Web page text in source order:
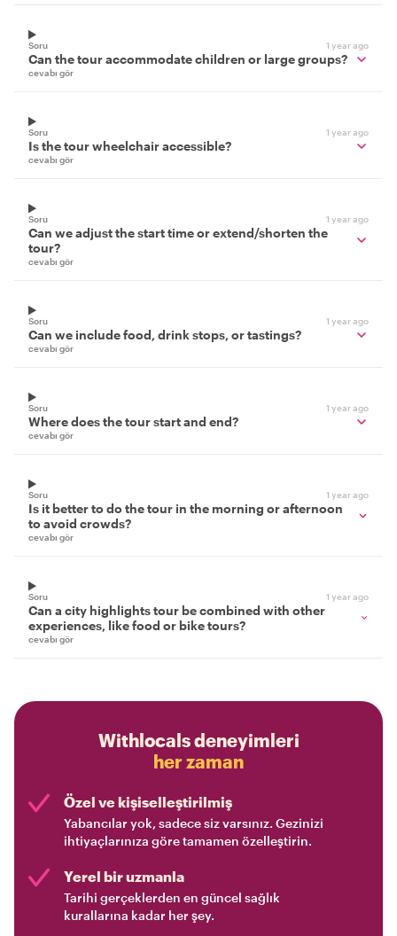
Soru 1 year ago
Can the tour accommodate children or large groups?
cevabı gör
Soru 1 year ago
Is the tour wheelchair accessible?
cevabı gör
Soru 1 year ago
Can we adjust the start time or extend/shorten the
tour?
cevabı gör
Soru 1 year ago
Can we include food, drink stops, or tastings?
cevabı gör
Soru 1 year ago
Where does the tour start and end?
cevabı gör
Soru 1 year ago
Is it better to do the tour in the morning or afternoon
to avoid crowds?
cevabı gör
Soru 1 year ago
Can a city highlights tour be combined with other
experiences, like food or bike tours?
cevabı gör
Withlocals deneyimleri
her zaman
Özel ve kişiselleştirilmiş
Yabancılar yok, sadece siz varsınız. Gezinizi
ihtiyaçlarınıza göre tamamen özelleştirin.
Yerel bir uzmanla
Tarihi gerçeklerden en güncel sağlık
kurallarına kadar her şey.